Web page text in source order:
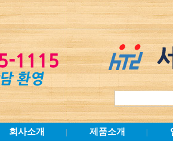
회사소개 제품소개